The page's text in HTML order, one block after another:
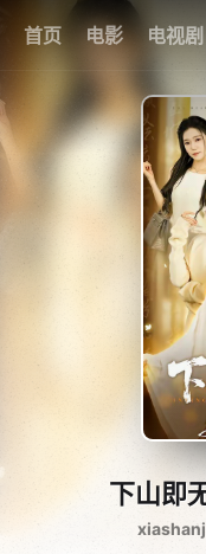
首页 电影 电视剧
下山即